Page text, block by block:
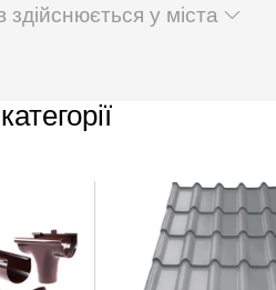
здійснюється у міста